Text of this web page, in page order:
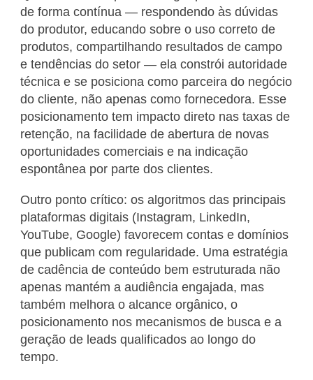
de forma contínua — respondendo às dúvidas
do produtor, educando sobre o uso correto de
produtos, compartilhando resultados de campo
e tendências do setor — ela constrói autoridade
técnica e se posiciona como parceira do negócio
do cliente, não apenas como fornecedora. Esse
posicionamento tem impacto direto nas taxas de
retenção, na facilidade de abertura de novas
oportunidades comerciais e na indicação
espontânea por parte dos clientes.
Outro ponto crítico: os algoritmos das principais
plataformas digitais (Instagram, LinkedIn,
YouTube, Google) favorecem contas e domínios
que publicam com regularidade. Uma estratégia
de cadência de conteúdo bem estruturada não
apenas mantém a audiência engajada, mas
também melhora o alcance orgânico, o
posicionamento nos mecanismos de busca e a
geração de leads qualificados ao longo do
tempo.